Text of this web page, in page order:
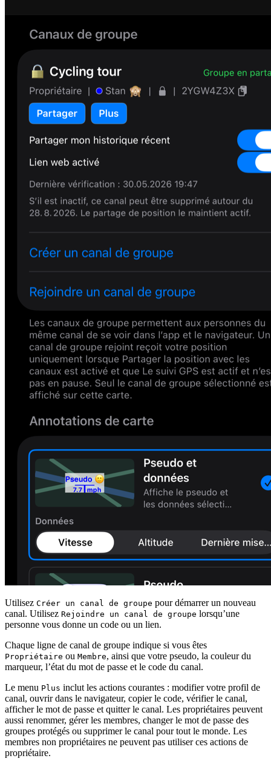
Utilisez Créer un canal de groupe pour démarrer un nouveau
canal. Utilisez Rejoindre un canal de groupe lorsqu’une
personne vous donne un code ou un lien.
Chaque ligne de canal de groupe indique si vous êtes
Propriétaire ou Membre, ainsi que votre pseudo, la couleur du
marqueur, l’état du mot de passe et le code du canal.
Le menu Plus inclut les actions courantes : modifier votre profil de
canal, ouvrir dans le navigateur, copier le code, vérifier le canal,
afficher le mot de passe et quitter le canal. Les propriétaires peuvent
aussi renommer, gérer les membres, changer le mot de passe des
groupes protégés ou supprimer le canal pour tout le monde. Les
membres non propriétaires ne peuvent pas utiliser ces actions de
propriétaire.